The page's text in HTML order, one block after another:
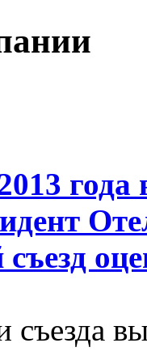
съезд
съезда